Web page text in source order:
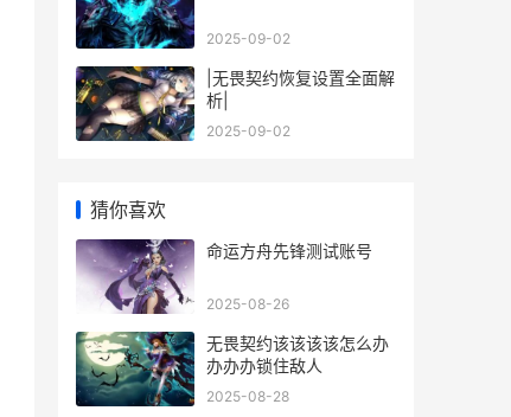
2025-09-02
|无畏契约恢复设置全面解
析|
2025-09-02
猜你喜欢
命运方舟先锋测试账号
2025-08-26
无畏契约该该该该怎么办
办办办锁住敌人
2025-08-28